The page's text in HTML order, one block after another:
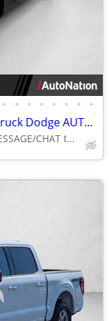
• • • • • • • •
2020 Ram 1500 Longhorn 4x4 4WD Truck Dodge AUTONATION
Call (251) 243-7342 or MESSAGE/CHAT to confirm availability